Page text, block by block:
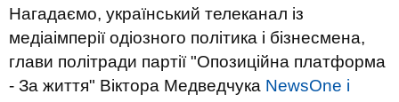
Нагадаємо, український телеканал із
медіаімперії одіозного політика і бізнесмена,
глави політради партії "Опозиційна платформа
- За життя" Віктора Медведчука NewsOne і